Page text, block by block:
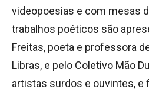
videopoesias e com mesas
trabalhos poéticos são
Freitas, poeta e professora
Libras, e pelo Coletivo Mão
artistas surdos e ouvintes, e